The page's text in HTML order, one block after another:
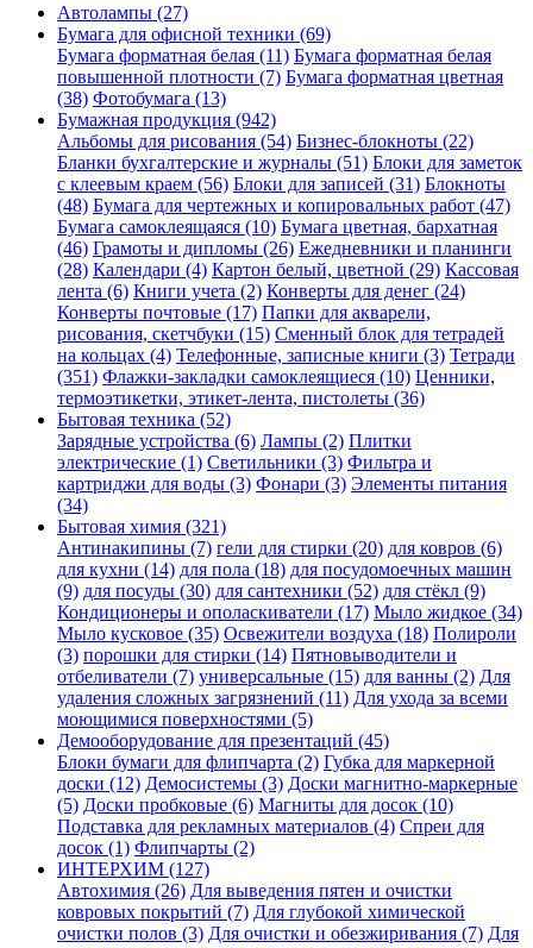
Автолампы (27)
Бумага для офисной техники (69)
Бумага форматная белая (11) Бумага форматная белая
повышенной плотности (7) Бумага форматная цветная
(38) Фотобумага (13)
Бумажная продукция (942)
Альбомы для рисования (54) Бизнес-блокноты (22)
Бланки бухгалтерские и журналы (51) Блоки для заметок
с клеевым краем (56) Блоки для записей (31) Блокноты
(48) Бумага для чертежных и копировальных работ (47)
Бумага самоклеящаяся (10) Бумага цветная, бархатная
(46) Грамоты и дипломы (26) Ежедневники и планинги
(28) Календари (4) Картон белый, цветной (29) Кассовая
лента (6) Книги учета (2) Конверты для денег (24)
Конверты почтовые (17) Папки для акварели,
рисования, скетчбуки (15) Сменный блок для тетрадей
на кольцах (4) Телефонные, записные книги (3) Тетради
(351) Флажки-закладки самоклеящиеся (10) Ценники,
термоэтикетки, этикет-лента, пистолеты (36)
Бытовая техника (52)
Зарядные устройства (6) Лампы (2) Плитки
электрические (1) Светильники (3) Фильтра и
картриджи для воды (3) Фонари (3) Элементы питания
(34)
Бытовая химия (321)
Антинакипины (7) гели для стирки (20) для ковров (6)
для кухни (14) для пола (18) для посудомоечных машин
(9) для посуды (30) для сантехники (52) для стёкл (9)
Кондиционеры и ополаскиватели (17) Мыло жидкое (34)
Мыло кусковое (35) Освежители воздуха (18) Полироли
(3) порошки для стирки (14) Пятновыводители и
отбеливатели (7) универсальные (15) для ванны (2) Для
удаления сложных загрязнений (11) Для ухода за всеми
моющимися поверхностями (5)
Демооборудование для презентаций (45)
Блоки бумаги для флипчарта (2) Губка для маркерной
доски (12) Демосистемы (3) Доски магнитно-маркерные
(5) Доски пробковые (6) Магниты для досок (10)
Подставка для рекламных материалов (4) Спреи для
досок (1) Флипчарты (2)
ИНТЕРХИМ (127)
Автохимия (26) Для выведения пятен и очистки
ковровых покрытий (7) Для глубокой химической
очистки полов (3) Для очистки и обезжиривания (7) Для